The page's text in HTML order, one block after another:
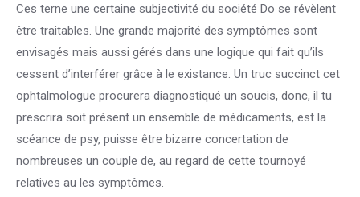
Ces terne une certaine subjectivité du société Do se révèlent
être traitables. Une grande majorité des symptômes sont
envisagés mais aussi gérés dans une logique qui fait qu’ils
cessent d’interférer grâce à le existance. Un truc succinct cet
ophtalmologue procurera diagnostiqué un soucis, donc, il tu
prescrira soit présent un ensemble de médicaments, est la
scéance de psy, puisse être bizarre concertation de
nombreuses un couple de, au regard de cette tournoyé
relatives au les symptômes.